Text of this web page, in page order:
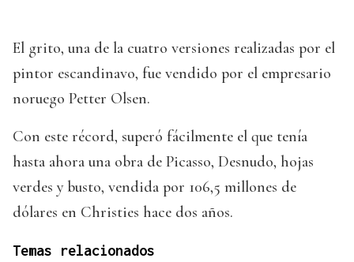
El grito, una de la cuatro versiones realizadas por el
pintor escandinavo, fue vendido por el empresario
noruego Petter Olsen.
Con este récord, superó fácilmente el que tenía
hasta ahora una obra de Picasso, Desnudo, hojas
verdes y busto, vendida por 106,5 millones de
dólares en Christies hace dos años.
Temas relacionados